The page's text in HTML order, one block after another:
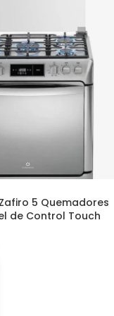
5 Quemadores
de Control Touch